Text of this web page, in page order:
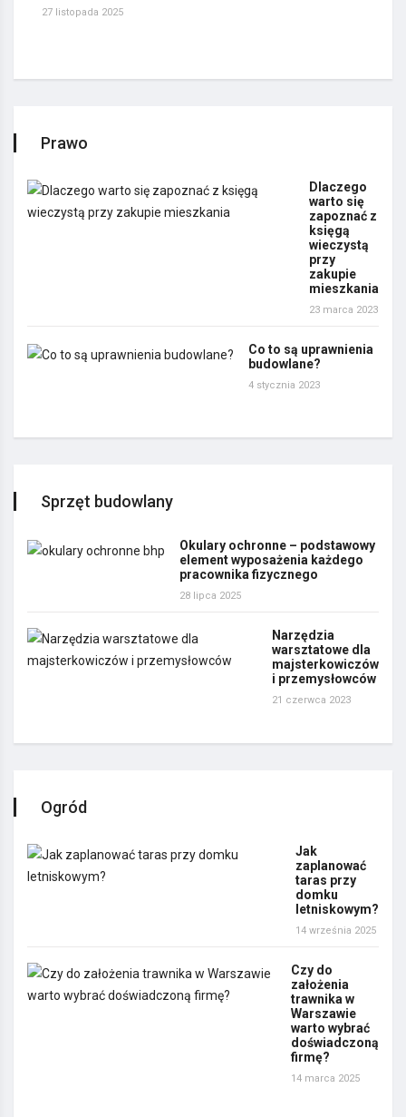
27 listopada 2025
Prawo
Dlaczego
warto się
zapoznać z
księgą
wieczystą
przy
zakupie
mieszkania
23 marca 2023
Co to są uprawnienia
budowlane?
4 stycznia 2023
Sprzęt budowlany
Okulary ochronne – podstawowy
element wyposażenia każdego
pracownika fizycznego
28 lipca 2025
Narzędzia
warsztatowe dla
majsterkowiczów
i przemysłowców
21 czerwca 2023
Ogród
Jak
zaplanować
taras przy
domku
letniskowym?
14 września 2025
Czy do
założenia
trawnika w
Warszawie
warto wybrać
doświadczoną
firmę?
14 marca 2025